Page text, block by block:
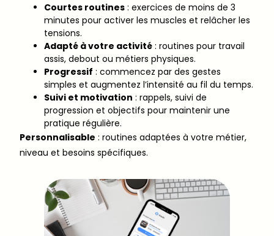
Courtes routines : exercices de moins de 3
minutes pour activer les muscles et relâcher les
tensions.
Adapté à votre activité : routines pour travail
assis, debout ou métiers physiques.
Progressif : commencez par des gestes
simples et augmentez l’intensité au fil du temps.
Suivi et motivation : rappels, suivi de
progression et objectifs pour maintenir une
pratique régulière.
Personnalisable : routines adaptées à votre métier,
niveau et besoins spécifiques.